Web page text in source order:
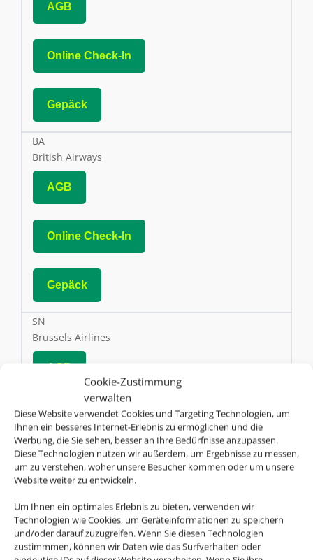
Cookie-Zustimmung
verwalten
Diese Website verwendet Cookies und Targeting Technologien, um
Ihnen ein besseres Internet-Erlebnis zu ermöglichen und die
Werbung, die Sie sehen, besser an Ihre Bedürfnisse anzupassen.
Diese Technologien nutzen wir außerdem, um Ergebnisse zu messen,
um zu verstehen, woher unsere Besucher kommen oder um unsere
Website weiter zu entwickeln.
Um Ihnen ein optimales Erlebnis zu bieten, verwenden wir
Technologien wie Cookies, um Geräteinformationen zu speichern
und/oder darauf zuzugreifen. Wenn Sie diesen Technologien
zustimmmen, können wir Daten wie das Surfverhalten oder
AGB
Online Check-In
Gepäck
BA
British Airways
AGB
Online Check-In
Gepäck
SN
Brussels Airlines
AGB
Online Check-In
Gepäck
BW
Caribbean Airlines
AGB